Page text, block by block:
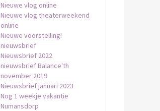
Nieuwe vlog online
Nieuwe vlog theaterweekend
online
Nieuwe voorstelling!
nieuwsbrief
Nieuwsbrief 2022
nieuwsbrief Balance'th
november 2019
Nieuwsbrief januari 2023
Nog 1 weekje vakantie
Numansdorp